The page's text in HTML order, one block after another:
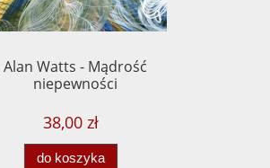
Alan Watts - Mądrość
niepewności
38,00 zł
do koszyka